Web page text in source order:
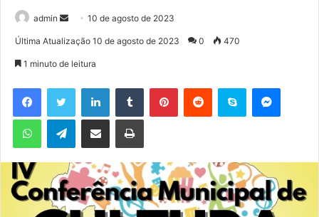
admin
d
e
m
m
a
10 de agosto de 2023
Última Atualização 10 de agosto de 2023 0 470
1 minuto de leitura
Telegram